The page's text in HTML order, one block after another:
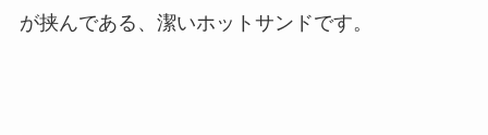
が挟んである、潔いホットサンドです。